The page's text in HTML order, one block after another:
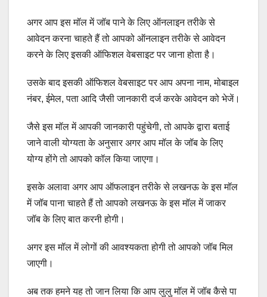
अगर आप इस मॉल में जॉब पाने के लिए ऑनलाइन तरीके से
आवेदन करना चाहते हैं तो आपको ऑनलाइन तरीके से आवेदन
करने के लिए इसकी ऑफिशल वेबसाइट पर जाना होता है।
उसके बाद इसकी ऑफिशल वेबसाइट पर आप अपना नाम, मोबाइल
नंबर, ईमेल, पता आदि जैसी जानकारी दर्ज करके आवेदन को भेजें।
जैसे इस मॉल में आपकी जानकारी पहुंचेगी, तो आपके द्वारा बताई
जाने वाली योग्यता के अनुसार अगर आप मॉल के जॉब के लिए
योग्य होंगे तो आपको कॉल किया जाएगा।
इसके अलावा अगर आप ऑफलाइन तरीके से लखनऊ के इस मॉल
में जॉब पाना चाहते हैं तो आपको लखनऊ के इस मॉल में जाकर
जॉब के लिए बात करनी होगी।
अगर इस मॉल में लोगों की आवश्यकता होगी तो आपको जॉब मिल
जाएगी।
अब तक हमने यह तो जान लिया कि आप लुलु मॉल में जॉब कैसे पा